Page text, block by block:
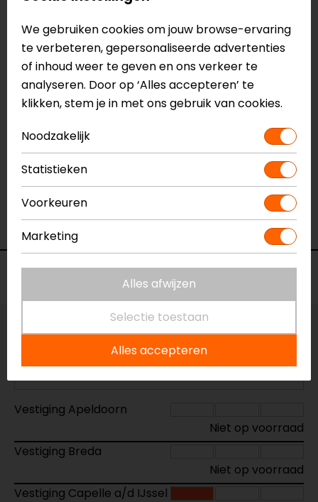
Reviews (1)
10-09-2021
Mijn maar S past uitstekend over mijn doorwaai-
jas en ook over mijn winterjas (incl.
binnenvoeringen). Mooie lange uitvoering. Heb
hem nog niet hoeven gebruiken maar vertrouw
op de kwaliteit.
- Anoniem
Kleur:Fluor-Geel
Maat:M
Vestiging Apeldoorn
Niet op voorraad
Vestiging Breda
Niet op voorraad
Vestiging Capelle a/d IJssel
We gebruiken cookies om jouw browse-ervaring
te verbeteren, gepersonaliseerde advertenties
of inhoud weer te geven en ons verkeer te
analyseren. Door op ‘Alles accepteren’ te
klikken, stem je in met ons gebruik van cookies.
Noodzakelijk
Statistieken
Voorkeuren
Marketing
Alles afwijzen
Selectie toestaan
Alles accepteren